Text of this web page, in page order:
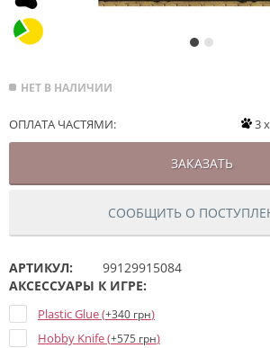
НЕТ В НАЛИЧИИ
ОПЛАТА ЧАСТЯМИ: 3
ЗАКАЗАТЬ
СООБЩИТЬ О
АРТИКУЛ:
99129915084
АКСЕССУАРЫ К ИГРЕ:
Plastic Glue (+340 грн)
Hobby Knife (+575 грн)